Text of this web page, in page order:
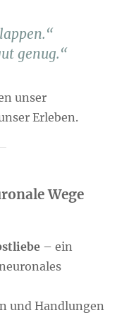
genug.“
unser
Erleben.
Wege
– ein
und Handlungen